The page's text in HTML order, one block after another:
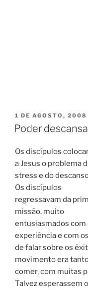
PUBLICADO
EM
1 DE AGOSTO, 2008
Poder
Os discípulos
a Jesus o problema
stress e do
Os discípulos
regressavam da
missão, muito
entusiasmados com
experiência e com
de falar sobre os
movimento era
comer, com muitas
Talvez esperassem